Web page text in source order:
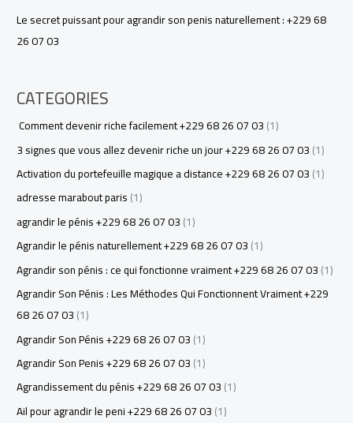
Le secret puissant pour agrandir son penis naturellement : +229 68
26 07 03
CATEGORIES
Comment devenir riche facilement +229 68 26 07 03(1)
3 signes que vous allez devenir riche un jour +229 68 26 07 03(1)
Activation du portefeuille magique a distance +229 68 26 07 03(1)
adresse marabout paris(1)
agrandir le pénis +229 68 26 07 03(1)
Agrandir le pénis naturellement +229 68 26 07 03(1)
Agrandir son pénis : ce qui fonctionne vraiment +229 68 26 07 03(1)
Agrandir Son Pénis : Les Méthodes Qui Fonctionnent Vraiment +229
68 26 07 03(1)
Agrandir Son Pénis +229 68 26 07 03(1)
Agrandir Son Penis +229 68 26 07 03(1)
Agrandissement du pénis +229 68 26 07 03(1)
Ail pour agrandir le peni +229 68 26 07 03(1)